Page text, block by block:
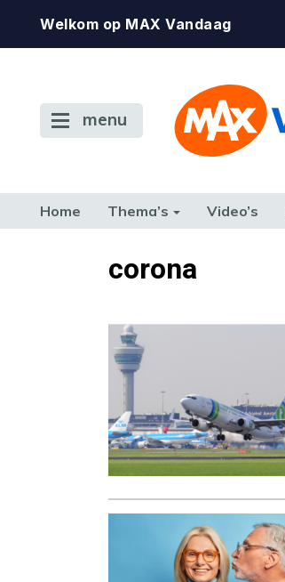
Welkom op MAX Vandaag
menu
Home Thema’s Video’s
TERUG NAAR TOENcorona